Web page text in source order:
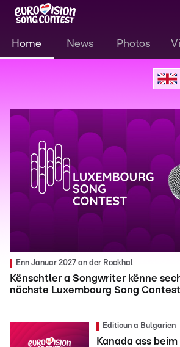
Home News Photos
Enn Januar 2027 an der Rockhal
Kënschtler a Songwriter kënne
nächste Luxembourg Song
Editioun a Bulgarien
Kanada ass